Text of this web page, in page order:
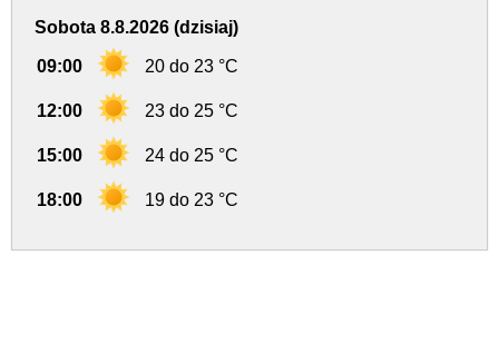
Sobota 8.8.2026 (dzisiaj)
09:00 20 do 23 °C
12:00 23 do 25 °C
15:00 24 do 25 °C
18:00 19 do 23 °C